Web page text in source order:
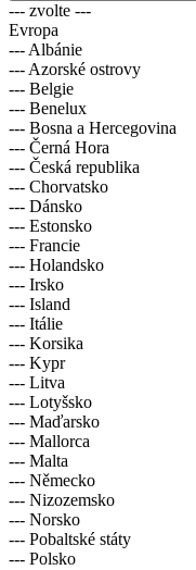
--- zvolte ---
Evropa
--- Albánie
--- Azorské ostrovy
--- Belgie
--- Benelux
--- Bosna a Hercegovina
--- Černá Hora
--- Česká republika
--- Chorvatsko
--- Dánsko
--- Estonsko
--- Francie
--- Holandsko
--- Irsko
--- Island
--- Itálie
--- Korsika
--- Kypr
--- Litva
--- Lotyšsko
--- Maďarsko
--- Mallorca
--- Malta
--- Německo
--- Nizozemsko
--- Norsko
--- Pobaltské státy
--- Polsko